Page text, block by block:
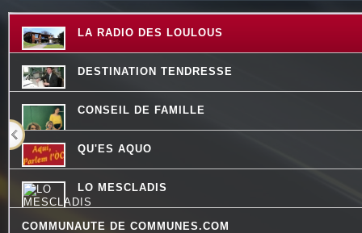
LA RADIO DES LOULOUS
DESTINATION TENDRESSE
CONSEIL DE FAMILLE
QU'ES AQUO
LO MESCLADIS
COMMUNAUTE DE COMMUNES.COM